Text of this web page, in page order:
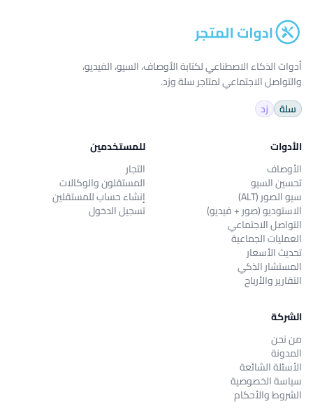
أدوات الذكاء الاصطناعي لكتابة الأوصاف، السيو، الفيديو،
والتواصل الاجتماعي لمتاجر سلة وزد.
سلة
زد
الأدوات
الأوصاف
تحسين السيو
سيو الصور (ALT)
الاستوديو (صور + فيديو)
التواصل الاجتماعي
العمليات الجماعية
تحديث الأسعار
المستشار الذكي
التقارير والأرباح
للمستخدمين
التجار
المستقلون والوكالات
إنشاء حساب للمستقلين
تسجيل الدخول
الشركة
من نحن
المدونة
الأسئلة الشائعة
سياسة الخصوصية
الشروط والأحكام